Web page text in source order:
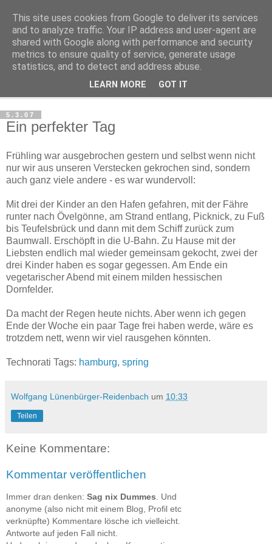
Haltungsturnen
Niveau sieht nur von unten aus wie Arroganz.
5.3.07
Ein perfekter Tag
Frühling war ausgebrochen gestern und selbst wenn nicht
nur wir aus unseren Verstecken gekrochen sind, sondern
auch ganz viele andere - es war wundervoll:
Mit drei der Kinder an den Hafen gefahren, mit der Fähre
runter nach Övelgönne, am Strand entlang, Picknick, zu Fuß
bis Teufelsbrück und dann mit dem Schiff zurück zum
Baumwall. Erschöpft in die U-Bahn. Zu Hause mit der
Liebsten endlich mal wieder gemeinsam gekocht, zwei der
drei Kinder haben es sogar gegessen. Am Ende ein
vegetarischer Abend mit einem milden hessischen
Dornfelder.
Da macht der Regen heute nichts. Aber wenn ich gegen
Ende der Woche ein paar Tage frei haben werde, wäre es
trotzdem nett, wenn wir viel rausgehen könnten.
Technorati Tags: hamburg, spring
Wolfgang Lünenbürger-Reidenbach um 10:33
Teilen
Keine Kommentare:
Kommentar veröffentlichen
Immer dran denken: Sag nix Dummes . Und
anonyme (also nicht mit einem Blog, Profil etc
verknüpfte) Kommentare lösche ich vielleicht.
Antworte auf jeden Fall nicht.
This site uses cookies from Google to deliver its services
and to analyze traffic. Your IP address and user-agent are
shared with Google along with performance and security
metrics to ensure quality of service, generate usage
statistics, and to detect and address abuse.
LEARN MORE GOT IT